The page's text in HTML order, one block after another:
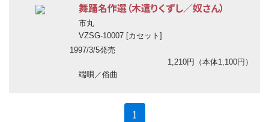
舞踊名作選（木遣りくずし／奴さん）
市丸
VZSG-10007 [カセット]
1997/3/5発売
1,210円（本体1,100円）
端唄／俗曲
1